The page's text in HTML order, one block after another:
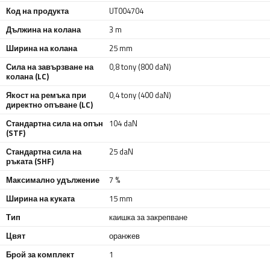
Код на продукта
UT004704
Дължина на колана
3 m
Ширина на колана
25 mm
Сила на завързване на
колана (LC)
0,8 tony (800 daN)
Якост на ремъка при
директно опъване (LC)
0,4 tony (400 daN)
Стандартна сила на опън
(STF)
104 daN
Стандартна сила на
ръката (SHF)
25 daN
Максимално удължение
7 %
Ширина на куката
15 mm
Тип
каишка за закрепване
Цвят
оранжев
Брой за комплект
1